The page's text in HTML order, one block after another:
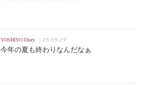
YOSHIYO Diary 25.09.29
今年の夏も終わりなんだなぁ